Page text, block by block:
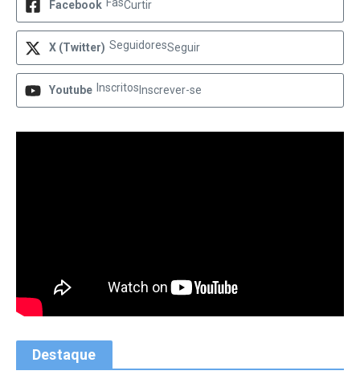
Facebook Curtir
X (Twitter) SeguidoresSeguir
Youtube Inscritos Inscrever-se
Destaque